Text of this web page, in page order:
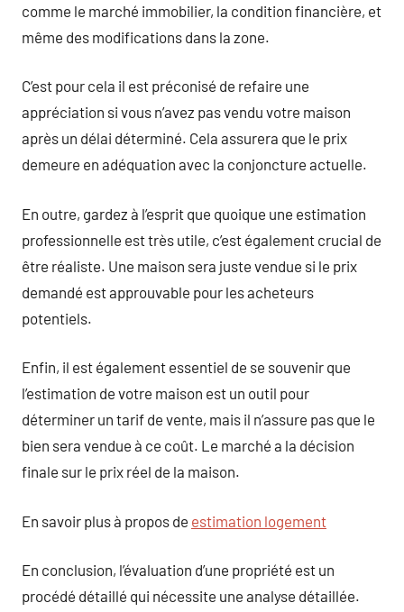
comme le marché immobilier, la condition financière, et
même des modifications dans la zone.
C’est pour cela il est préconisé de refaire une
appréciation si vous n’avez pas vendu votre maison
après un délai déterminé. Cela assurera que le prix
demeure en adéquation avec la conjoncture actuelle.
En outre, gardez à l’esprit que quoique une estimation
professionnelle est très utile, c’est également crucial de
être réaliste. Une maison sera juste vendue si le prix
demandé est approuvable pour les acheteurs
potentiels.
Enfin, il est également essentiel de se souvenir que
l’estimation de votre maison est un outil pour
déterminer un tarif de vente, mais il n’assure pas que le
bien sera vendue à ce coût. Le marché a la décision
finale sur le prix réel de la maison.
En savoir plus à propos de estimation logement
En conclusion, l’évaluation d’une propriété est un
procédé détaillé qui nécessite une analyse détaillée.